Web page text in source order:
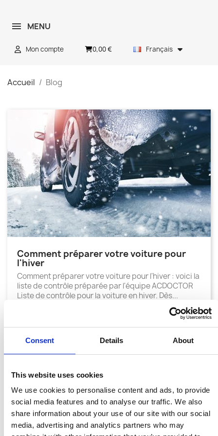
Consent Details About
This website uses cookies
We use cookies to personalise content and ads, to provide
social media features and to analyse our traffic. We also
share information about your use of our site with our social
media, advertising and analytics partners who may
MENU
Mon compte 0,00 € Français
Accueil Blog
Comment préparer votre voiture pour
l'hiver
Comment préparer votre voiture pour l'hiver : voici la
liste de contrôle préparée par l'équipe ACDOCTOR
Liste de contrôle pour la voiture en hiver. Dès...
Affichage 1-1 de 1 article(s)